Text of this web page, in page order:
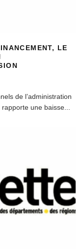
LE
de l’administration
une baisse...